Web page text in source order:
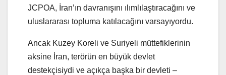
JCPOA, İran’ın davranışını ılımlılaştıracağını ve
uluslararası topluma katılacağını varsayıyordu.
Ancak Kuzey Koreli ve Suriyeli müttefiklerinin
aksine İran, terörün en büyük devlet
destekçisiydi ve açıkça başka bir devleti –